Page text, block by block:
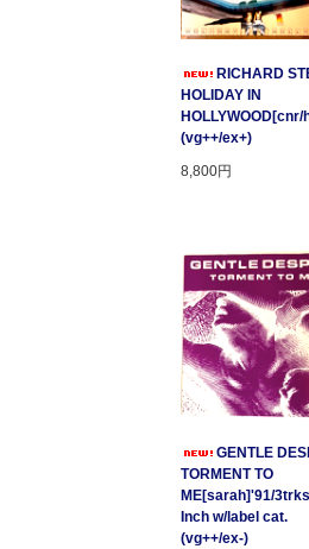
RICHARD
HOLIDAY IN
(vg++/ex+)
8,800円
GENTLE
TORMENT TO
ME[sarah]'91/
Inch w/label cat.
(vg++/ex-)